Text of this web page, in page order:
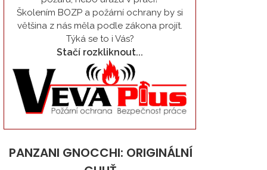
Školením BOZP a požární ochrany by si
většina z nás měla podle zákona projít.
Týká se to i Vás?
Stačí rozkliknout...
PANZANI GNOCCHI: ORIGINÁLNÍ